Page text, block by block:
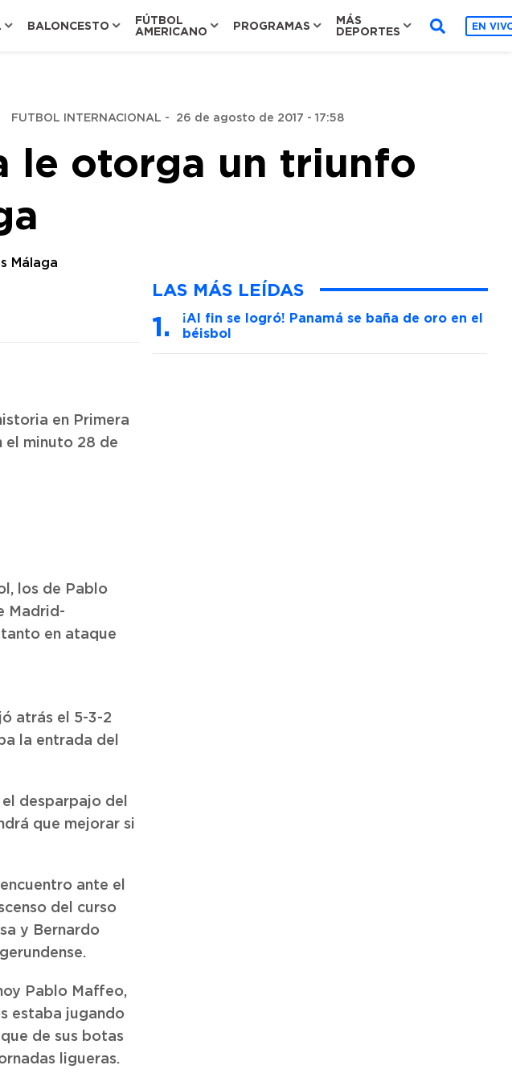
BALONCESTO
FÚTBOL
AMERICANO
PROGRAMAS
MÁS
DEPORTES
EN
FUTBOL INTERNACIONAL - 26 de agosto de 2017 - 17:58
le otorga un triunfo
en Primera
el minuto 28 de
los de Pablo
Madrid-
en ataque
atrás el 5-3-2
la entrada del
desparpajo del
que mejorar si
ante el
del curso
y Bernardo
Pablo Maffeo,
estaba jugando
de sus botas
ligueras.
LAS MÁS LEÍDAS
¡Al fin se logró! Panamá se baña de oro en el
béisbol